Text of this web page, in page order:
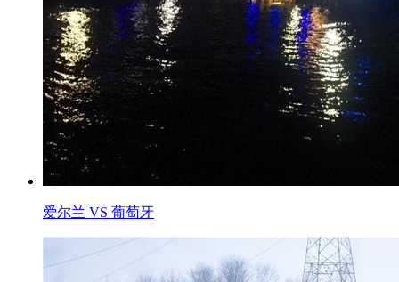
爱尔兰 VS 葡萄牙